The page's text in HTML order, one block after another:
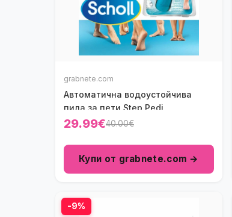
grabnete.com
Автоматична водоустойчива
пила за пети Step Pedi
29.99€40.00€
Купи от grabnete.com →
-9%